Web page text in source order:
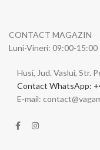
CONTACT MAGAZIN
Luni-Vineri: 09:00-15:00
Husi, Jud. Vaslui, Str.
Contact WhatsApp:
E-mail: